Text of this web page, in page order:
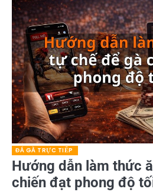
ĐÁ GÀ TRỰC TIẾP
Hướng dẫn làm thức
chiến đạt phong độ